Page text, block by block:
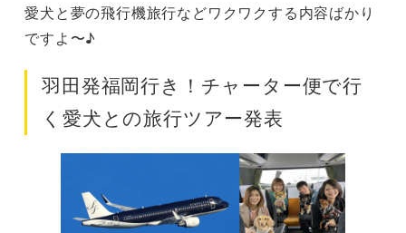
愛犬と夢の飛行機旅行などワクワクする内容ばかり
ですよ〜♪
羽田発福岡行き！チャーター便で行
く愛犬との旅行ツアー発表